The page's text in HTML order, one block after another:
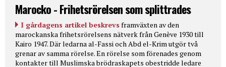
Marocko - Frihetsrörelsen som splittrades
I gårdagens artikel beskrevs framväxten av den
marockanska frihetsrörelsens nätverk från Genève 1930 till
Kairo 1947. Där ledarna al-Fassi och Abd el-Krim utgör två
grenar av samma rörelse. En rörelse som förenades genom
kontakter till Muslimska brödraskapets obestridde ledare